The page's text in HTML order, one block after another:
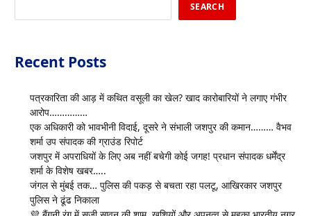
SEARCH
Recent Posts
पत्रकारिता की आड़ में कथित वसूली का खेल? खाद कारोबारियों ने लगाए गंभीर
आरोप……………
एक अधिकारी को भावभीनी विदाई, दूसरे ने संभाली जशपुर की कमान……… वैभव
शर्मा उप संपादक की ग्राउंड रिपोर्ट
जशपुर में अपराधियों के लिए अब नहीं बचेगी कोई जगह! प्रधान संपादक धर्मेंद्र
शर्मा के विशेष खबर…..
जंगल से मुंबई तक… पुलिस की पकड़ से बचता रहा पलटू, आखिरकार जशपुर
पुलिस ने ढूंढ निकाला